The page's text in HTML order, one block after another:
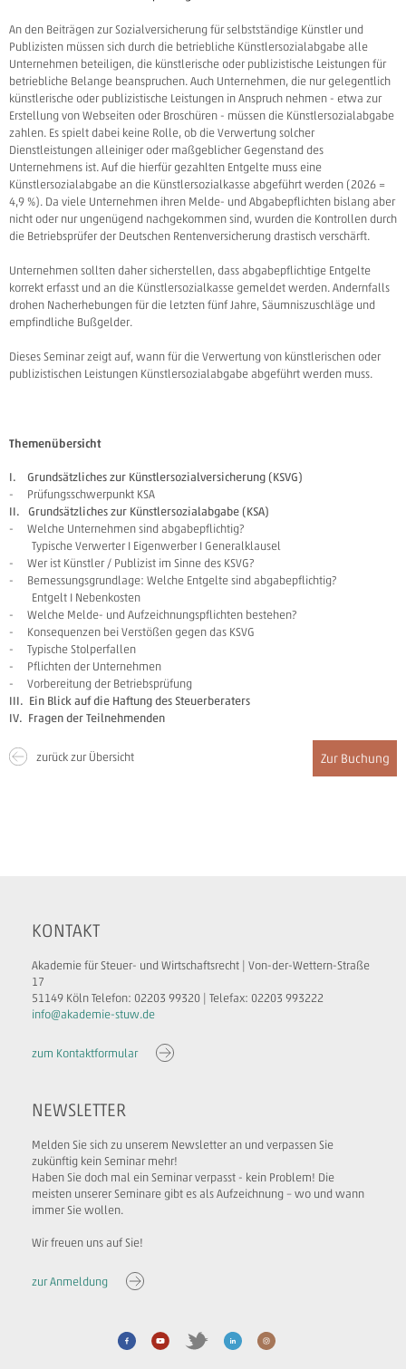
An den Beiträgen zur Sozialversicherung für selbstständige Künstler und
Publizisten müssen sich durch die betriebliche Künstlersozialabgabe alle
Unternehmen beteiligen, die künstlerische oder publizistische Leistungen für
betriebliche Belange beanspruchen. Auch Unternehmen, die nur gelegentlich
künstlerische oder publizistische Leistungen in Anspruch nehmen - etwa zur
Erstellung von Webseiten oder Broschüren - müssen die Künstlersozialabgabe
zahlen. Es spielt dabei keine Rolle, ob die Verwertung solcher
Dienstleistungen alleiniger oder maßgeblicher Gegenstand des
Unternehmens ist. Auf die hierfür gezahlten Entgelte muss eine
Künstlersozialabgabe an die Künstlersozialkasse abgeführt werden (2026 =
4,9 %). Da viele Unternehmen ihren Melde- und Abgabepflichten bislang aber
nicht oder nur ungenügend nachgekommen sind, wurden die Kontrollen durch
die Betriebsprüfer der Deutschen Rentenversicherung drastisch verschärft.
Unternehmen sollten daher sicherstellen, dass abgabepflichtige Entgelte
korrekt erfasst und an die Künstlersozialkasse gemeldet werden. Andernfalls
drohen Nacherhebungen für die letzten fünf Jahre, Säumniszuschläge und
empfindliche Bußgelder.
Dieses Seminar zeigt auf, wann für die Verwertung von künstlerischen oder
publizistischen Leistungen Künstlersozialabgabe abgeführt werden muss.
Themenübersicht
I. Grundsätzliches zur Künstlersozialversicherung (KSVG)
- Prüfungsschwerpunkt KSA
II. Grundsätzliches zur Künstlersozialabgabe (KSA)
- Welche Unternehmen sind abgabepflichtig?
Typische Verwerter I Eigenwerber I Generalklausel
- Wer ist Künstler / Publizist im Sinne des KSVG?
- Bemessungsgrundlage: Welche Entgelte sind abgabepflichtig?
Entgelt I Nebenkosten
- Welche Melde- und Aufzeichnungspflichten bestehen?
- Konsequenzen bei Verstößen gegen das KSVG
- Typische Stolperfallen
- Pflichten der Unternehmen
- Vorbereitung der Betriebsprüfung
III. Ein Blick auf die Haftung des Steuerberaters
IV. Fragen der Teilnehmenden
zurück zur Übersicht Zur Buchung
KONTAKT
Akademie für Steuer- und Wirtschaftsrecht | Von-der-Wettern-Straße
17
51149 Köln Telefon: 02203 99320 | Telefax: 02203 993222
info@akademie-stuw.de
zum Kontaktformular
NEWSLETTER
Melden Sie sich zu unserem Newsletter an und verpassen Sie
zukünftig kein Seminar mehr!
Haben Sie doch mal ein Seminar verpasst - kein Problem! Die
meisten unserer Seminare gibt es als Aufzeichnung – wo und wann
immer Sie wollen.
Wir freuen uns auf Sie!
zur Anmeldung